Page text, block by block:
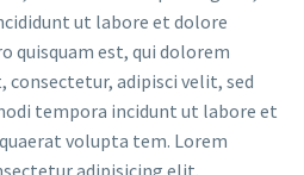
ut labore et dolore
quisquam est, qui dolorem
consectetur, adipisci velit, sed
tempora incidunt ut labore et
volupta tem. Lorem